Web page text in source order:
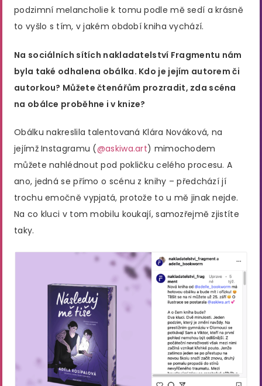
podzimní melancholie k tomu podle mě sedí a krásně
to vyšlo s tím, v jakém období kniha vychází.
Na sociálních sítích nakladatelství Fragmentu nám
byla také odhalena obálka. Kdo je jejím autorem či
autorkou? Můžete čtenářům prozradit, zda scéna
na obálce proběhne i v knize?
Obálku nakreslila talentovaná Klára Nováková, na
jejímž Instagramu (@askiwa.art) mimochodem
můžete nahlédnout pod pokličku celého procesu. A
ano, jedná se přímo o scénu z knihy – předchází jí
trochu emočně vypjatá, protože to u mě jinak nejde.
Na co kluci v tom mobilu koukají, samozřejmě zjistíte
taky.